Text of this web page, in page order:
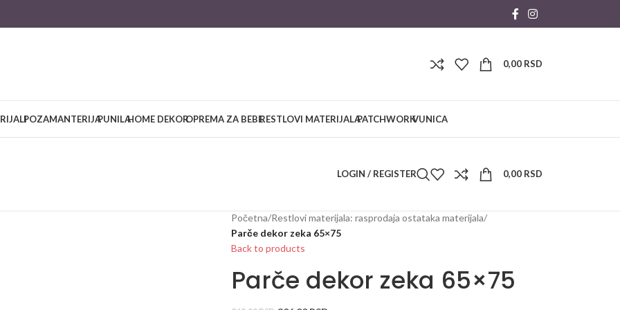
0,00 RSD
POZAMANTERIJAPUNILAHOME DEKOROPREMA ZA BEBERESTLOVI MATERIJALAPATCHWORKVUNICA
LOGIN / REGISTER 0,00 RSD
Početna/Restlovi materijala: rasprodaja ostataka materijala/
Parče dekor zeka 65×75
Back to products
Parče dekor zeka 65×75